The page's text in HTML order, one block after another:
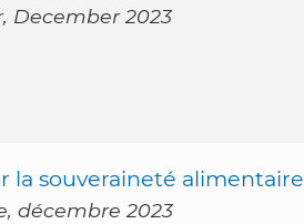
December 2023
la souveraineté alimentaire
décembre 2023